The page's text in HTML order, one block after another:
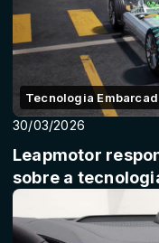
Tecnologia
30/03/2026
Leapmotor
sobre a